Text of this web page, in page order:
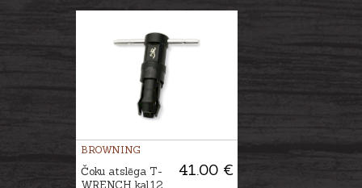
BROWNING
41.00 €
Čoku atslēga T-